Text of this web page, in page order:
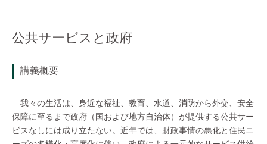
公共サービスと政府
講義概要
我々の生活は、身近な福祉、教育、水道、消防から外交、安全
保障に至るまで政府（国および地方自治体）が提供する公共サー
ビスなしには成り立たない。近年では、財政事情の悪化と住民ニ